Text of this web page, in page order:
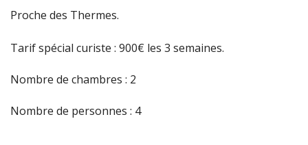
Proche des Thermes.
Tarif spécial curiste : 900€ les 3 semaines.
Nombre de chambres : 2
Nombre de personnes : 4